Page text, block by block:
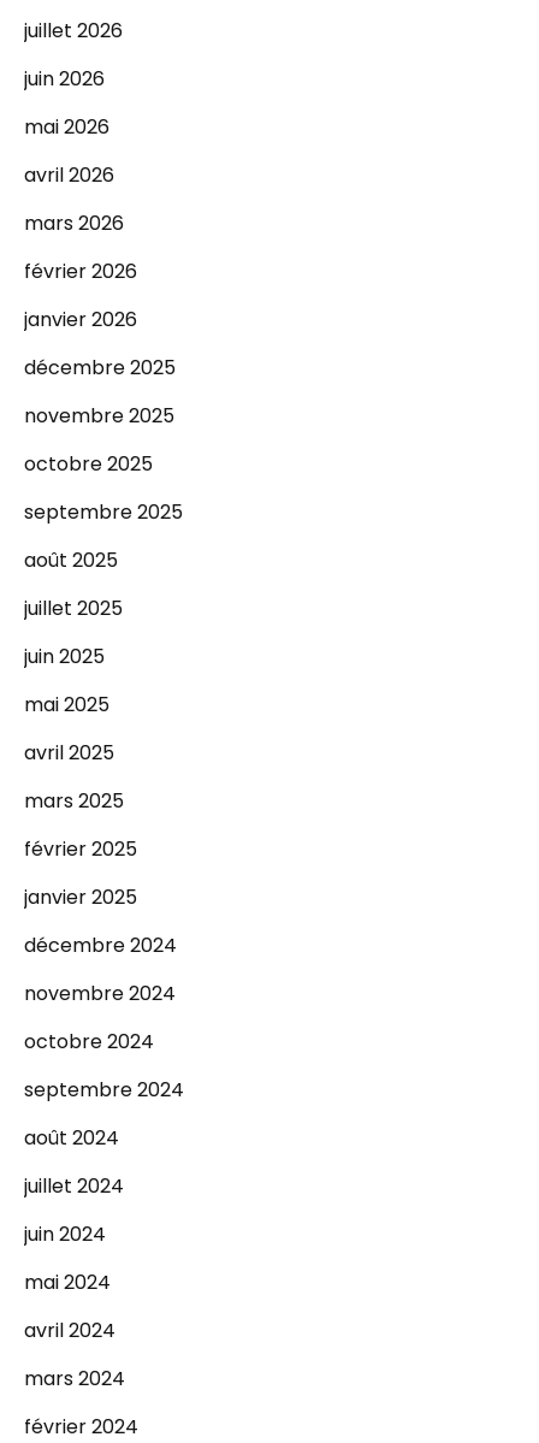
juillet 2026
juin 2026
mai 2026
avril 2026
mars 2026
février 2026
janvier 2026
décembre 2025
novembre 2025
octobre 2025
septembre 2025
août 2025
juillet 2025
juin 2025
mai 2025
avril 2025
mars 2025
février 2025
janvier 2025
décembre 2024
novembre 2024
octobre 2024
septembre 2024
août 2024
juillet 2024
juin 2024
mai 2024
avril 2024
mars 2024
février 2024